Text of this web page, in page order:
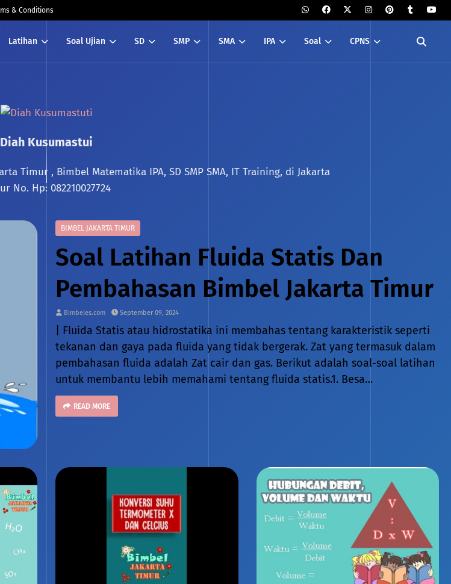
& Conditions
Latihan Soal Ujian SD SMP SMA IPA Soal CPNS
Diah Kusumastui
Timur , Bimbel Matematika IPA, SD SMP SMA, IT Training, di Jakarta
No. Hp: 082210027724
BIMBEL JAKARTA TIMUR
Soal Latihan Fluida Statis Dan
Pembahasan Bimbel Jakarta Timur
Bimbeles.com September 09, 2024
| Fluida Statis atau hidrostatika ini membahas tentang karakteristik seperti
tekanan dan gaya pada fluida yang tidak bergerak. Zat yang termasuk dalam
pembahasan fluida adalah Zat cair dan gas. Berikut adalah soal-soal latihan
untuk membantu lebih memahami tentang fluida statis.1. Besa…
READ MORE